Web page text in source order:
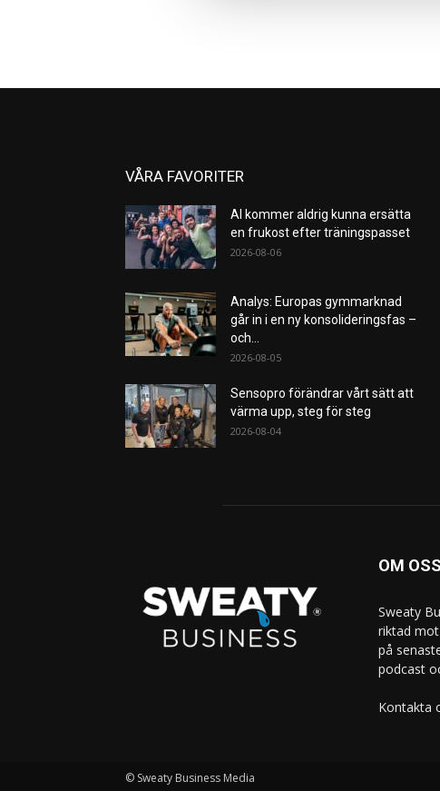
VÅRA FAVORITER
AI kommer aldrig kunna ersätta
en frukost efter träningspasset
2026-08-06
Analys: Europas gymmarknad
går in i en ny konsolideringsfas –
och...
2026-08-05
Sensopro förändrar vårt sätt att
värma upp, steg för steg
2026-08-04
OM OSS
Sweaty
riktad
på
podcast
Kontakta
© Sweaty Business Media